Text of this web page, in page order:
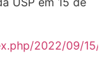
2022/09/15/